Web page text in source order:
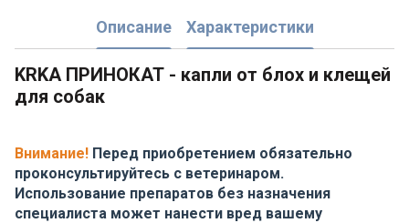
Описание Характеристики
KRKA ПРИНОКАТ - капли от блох и клещей
для собак
Внимание! Перед приобретением обязательно
проконсультируйтесь с ветеринаром.
Использование препаратов без назначения
специалиста может нанести вред вашему